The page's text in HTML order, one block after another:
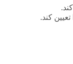
کند.